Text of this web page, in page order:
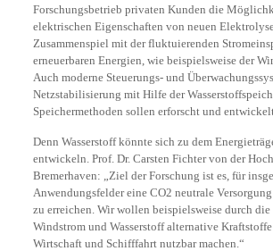
Forschungsbetrieb privaten Kunden die
elektrischen Eigenschaften von neuen
Zusammenspiel mit der fluktuierenden
erneuerbaren Energien, wie beispielsweise der
Auch moderne Steuerungs- und
Netzstabilisierung mit Hilfe der
Speichermethoden sollen erforscht und
Denn Wasserstoff könnte sich zu dem
entwickeln. Prof. Dr. Carsten Fichter von der
Bremerhaven: „Ziel der Forschung ist es, für
Anwendungsfelder eine CO2 neutrale
zu erreichen. Wir wollen beispielsweise durch
Windstrom und Wasserstoff alternative
Wirtschaft und Schifffahrt nutzbar machen.“